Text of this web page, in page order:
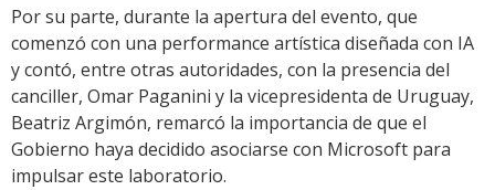
Por su parte, durante la apertura del evento, que
comenzó con una performance artística diseñada con IA
y contó, entre otras autoridades, con la presencia del
canciller, Omar Paganini y la vicepresidenta de Uruguay,
Beatriz Argimón, remarcó la importancia de que el
Gobierno haya decidido asociarse con Microsoft para
impulsar este laboratorio.